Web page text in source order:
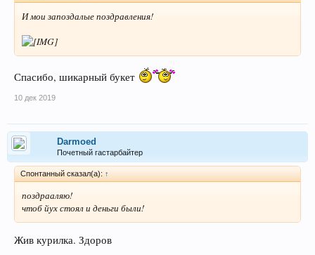
И мои запоздалые поздравления!
Спасибо, шикарный букет
10 дек 2019
Darmoed
Почетный гастарбайтер
Спонтанный сказал(а): ↑
поздрааляю!
чтоб йух стоял и деньги были!
Жив курилка. Здоров